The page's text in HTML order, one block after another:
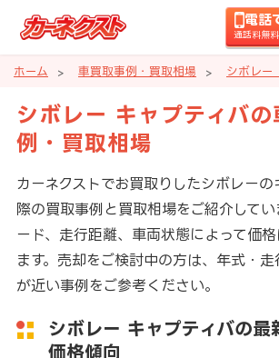
電話
通話料無
ホーム 車買取事例・買取相場 シボレー
シボレー キャプティバの
例・買取相場
カーネクストでお買取りしたシボレーの
際の買取事例と買取相場をご紹介してい
ード、走行距離、車両状態によって価
ます。売却をご検討中の方は、年式・
が近い事例をご参考ください。
シボレー キャプティバの最
価格傾向